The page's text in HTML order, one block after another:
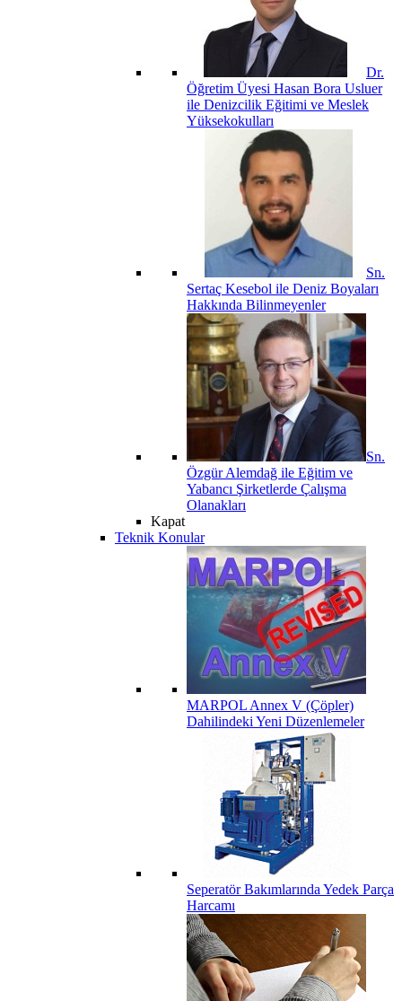
Dr.
Öğretim Üyesi Hasan Bora Usluer
ile Denizcilik Eğitimi ve Meslek
Yüksekokulları
Sn.
Sertaç Kesebol ile Deniz Boyaları
Hakkında Bilinmeyenler
Sn.
Özgür Alemdağ ile Eğitim ve
Yabancı Şirketlerde Çalışma
Olanakları
Kapat
Teknik Konular
MARPOL Annex V (Çöpler)
Dahilindeki Yeni Düzenlemeler
Seperatör Bakımlarında Yedek Parça
Harcamı